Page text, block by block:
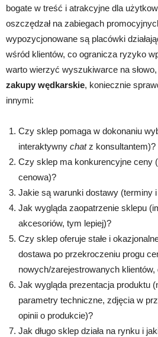
bogate w treść i atrakcyjne dla
oszczędzał na zabiegach
wypozycjonowane są placówki
wśród klientów, co ogranicza ryzyko
warto wierzyć wyszukiwarce na
zakupy wędkarskie, koniecznie
innymi:
Czy sklep pomaga w dokonaniu
interaktywny chatz konsultantem)?
Czy sklep ma konkurencyjne ceny
cenowa)?
Jakie są warunki dostawy (terminy i
Jak wygląda zaopatrzenie sklepu
akcesoriów, tym lepiej)?
Czy sklep oferuje stałe i
dostawa po przekroczeniu progu
nowych/zarejestrowanych klientów,
Jak wygląda prezentacja produktu
parametry techniczne, zdjęcia w
opinii o produkcie)?
Jak długo sklep działa na rynku i